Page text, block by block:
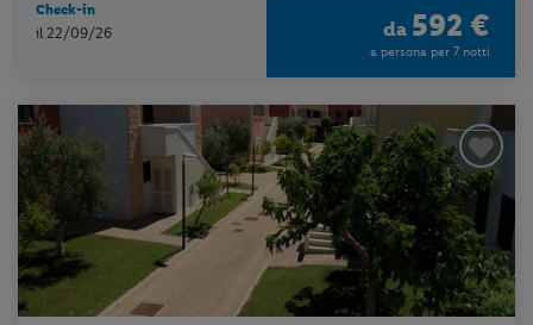
Check-in
il 22/09/26 da 592 €
a persona per 7 notti